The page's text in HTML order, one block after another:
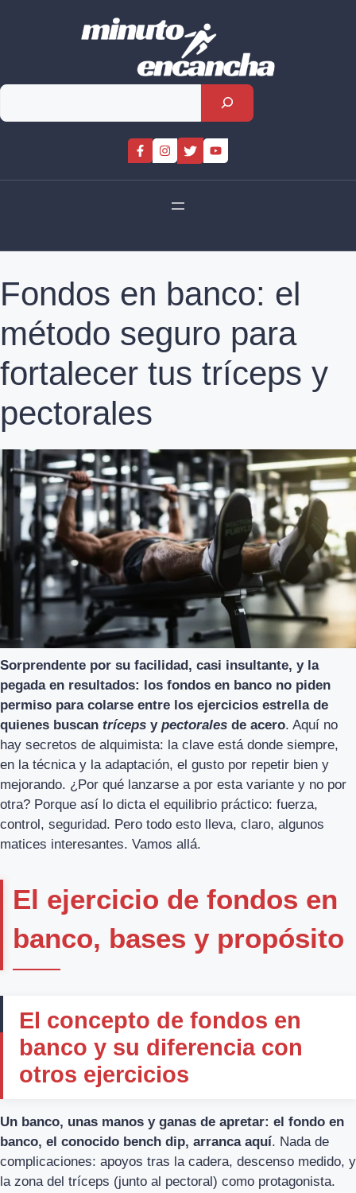
Rechercher
Fondos en banco: el
método seguro para
fortalecer tus tríceps y
pectorales
Sorprendente por su facilidad, casi insultante, y la
pegada en resultados: los fondos en banco no piden
permiso para colarse entre los ejercicios estrella de
quienes buscan tríceps y pectorales de acero. Aquí no
hay secretos de alquimista: la clave está donde siempre,
en la técnica y la adaptación, el gusto por repetir bien y
mejorando. ¿Por qué lanzarse a por esta variante y no por
otra? Porque así lo dicta el equilibrio práctico: fuerza,
control, seguridad. Pero todo esto lleva, claro, algunos
matices interesantes. Vamos allá.
El ejercicio de fondos en
banco, bases y propósito
El concepto de fondos en
banco y su diferencia con
otros ejercicios
Un banco, unas manos y ganas de apretar: el fondo en
banco, el conocido bench dip, arranca aquí. Nada de
complicaciones: apoyos tras la cadera, descenso medido, y
la zona del tríceps (junto al pectoral) como protagonista.